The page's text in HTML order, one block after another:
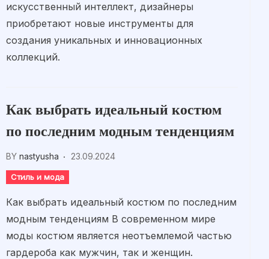
искусственный интеллект, дизайнеры
приобретают новые инструменты для
создания уникальных и инновационных
коллекций.
Как выбрать идеальный костюм
по последним модным тенденциям
BY nastyusha 23.09.2024
Стиль и мода
Как выбрать идеальный костюм по последним
модным тенденциям В современном мире
моды костюм является неотъемлемой частью
гардероба как мужчин, так и женщин.